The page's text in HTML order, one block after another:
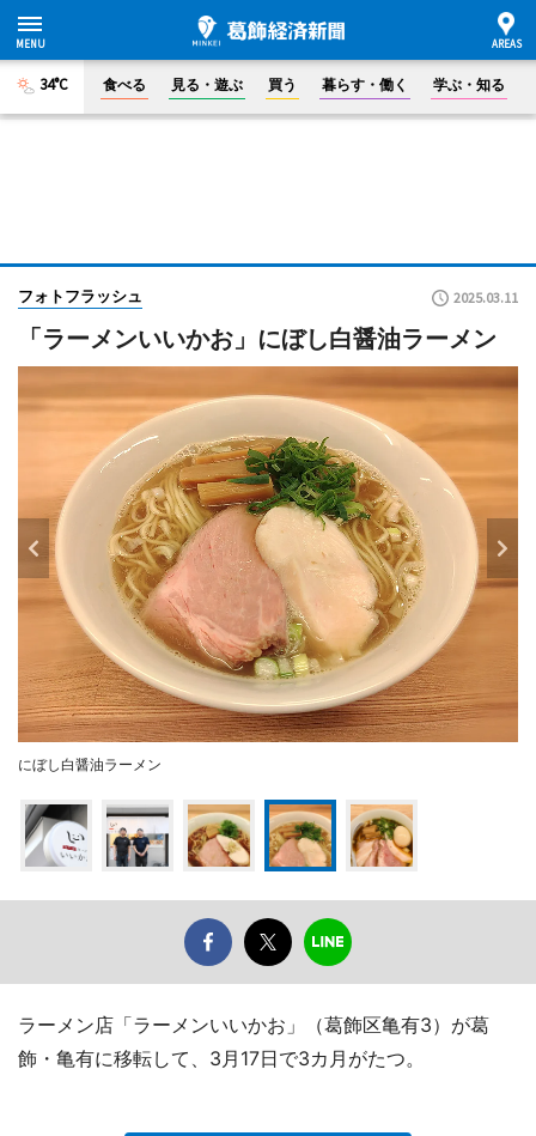
34°C 食べる 見る・遊ぶ 買う 暮らす・働く 学ぶ・知る
フォトフラッシュ 2025.03.11
「ラーメンいいかお」にぼし白醤油ラーメン
にぼし白醤油ラーメン
ラーメン店「ラーメンいいかお」（葛飾区亀有3）が葛
飾・亀有に移転して、3月17日で3カ月がたつ。